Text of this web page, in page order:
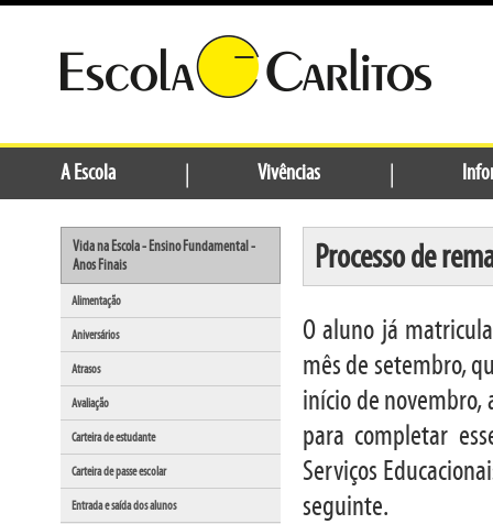
A Escola | Vivências |
Vida na Escola - Ensino Fundamental -
Anos Finais
Alimentação
Aniversários
Atrasos
Avaliação
Carteira de estudante
Carteira de passe escolar
Entrada e saída dos alunos
Processo de
O aluno já
mês de setembro,
início de novembro,
para completar
Serviços
seguinte.